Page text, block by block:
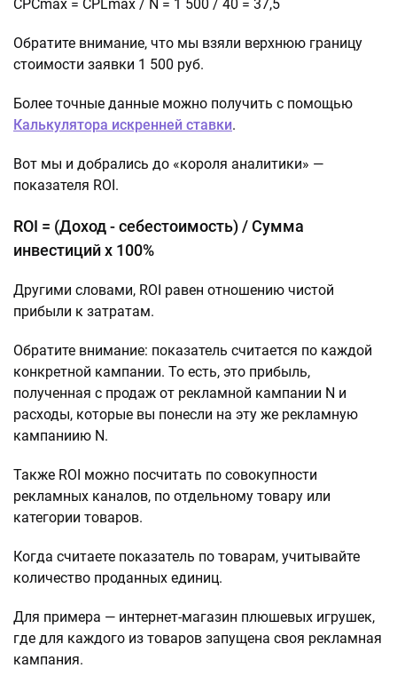
CPCmax = CPLmax / N = 1 500 / 40 = 37,5
Обратите внимание, что мы взяли верхнюю границу
стоимости заявки 1 500 руб.
Более точные данные можно получить с помощью
Калькулятора искренней ставки.
Вот мы и добрались до «короля аналитики» —
показателя ROI.
ROI = (Доход - себестоимость) / Сумма
инвестиций х 100%
Другими словами, ROI равен отношению чистой
прибыли к затратам.
Обратите внимание: показатель считается по каждой
конкретной кампании. То есть, это прибыль,
полученная с продаж от рекламной кампании N и
расходы, которые вы понесли на эту же рекламную
кампаниию N.
Также ROI можно посчитать по совокупности
рекламных каналов, по отдельному товару или
категории товаров.
Когда считаете показатель по товарам, учитывайте
количество проданных единиц.
Для примера — интернет-магазин плюшевых игрушек,
где для каждого из товаров запущена своя рекламная
кампания.